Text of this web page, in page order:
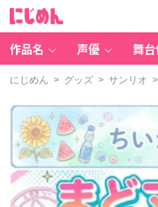
作品名 声優 舞台
にじめん > グッズ > サンリオ